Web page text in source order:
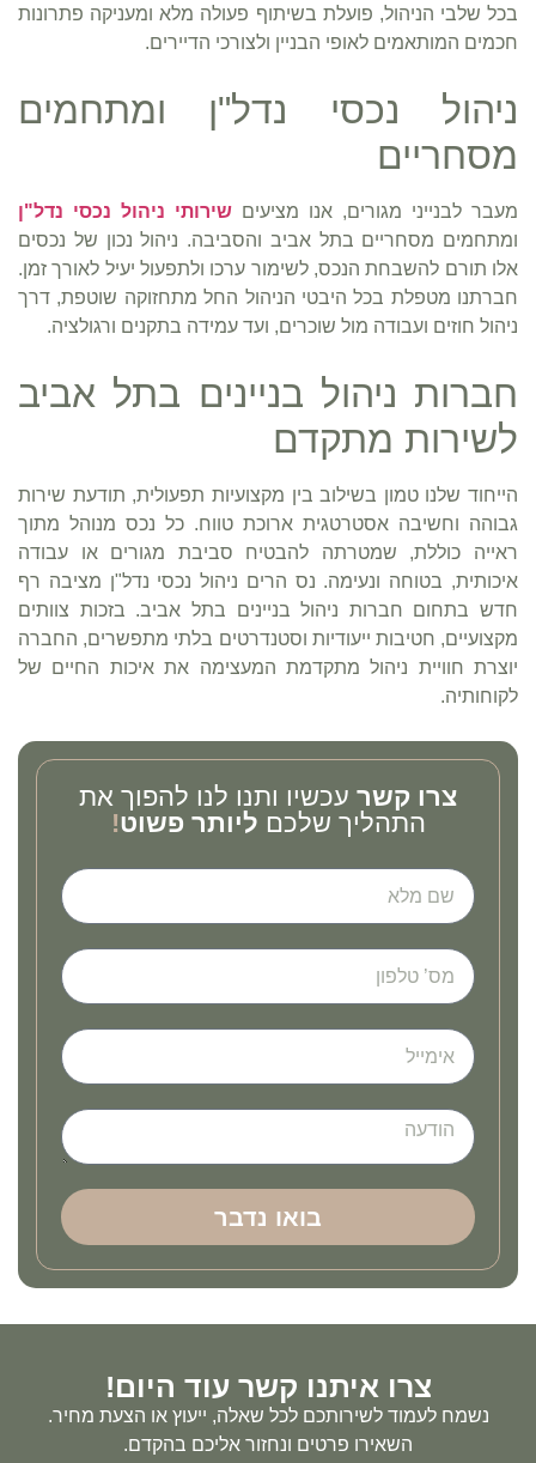
בכל שלבי הניהול, פועלת בשיתוף פעולה מלא ומעניקה פתרונות
חכמים המותאמים לאופי הבניין ולצורכי הדיירים.
ניהול נכסי נדל"ן ומתחמים
מסחריים
מעבר לבנייני מגורים, אנו מציעים שירותי ניהול נכסי נדל"ן
ומתחמים מסחריים בתל אביב והסביבה. ניהול נכון של נכסים
אלו תורם להשבחת הנכס, לשימור ערכו ולתפעול יעיל לאורך זמן.
חברתנו מטפלת בכל היבטי הניהול החל מתחזוקה שוטפת, דרך
ניהול חוזים ועבודה מול שוכרים, ועד עמידה בתקנים ורגולציה.
חברות ניהול בניינים בתל אביב
לשירות מתקדם
הייחוד שלנו טמון בשילוב בין מקצועיות תפעולית, תודעת שירות
גבוהה וחשיבה אסטרטגית ארוכת טווח. כל נכס מנוהל מתוך
ראייה כוללת, שמטרתה להבטיח סביבת מגורים או עבודה
איכותית, בטוחה ונעימה. נס הרים ניהול נכסי נדל"ן מציבה רף
חדש בתחום חברות ניהול בניינים בתל אביב. בזכות צוותים
מקצועיים, חטיבות ייעודיות וסטנדרטים בלתי מתפשרים, החברה
יוצרת חוויית ניהול מתקדמת המעצימה את איכות החיים של
לקוחותיה.
צרו קשר עכשיו ותנו לנו להפוך את
התהליך שלכם ליותר פשוט!
בואו נדבר
צרו איתנו קשר עוד היום!
נשמח לעמוד לשירותכם לכל שאלה, ייעוץ או הצעת מחיר.
השאירו פרטים ונחזור אליכם בהקדם.